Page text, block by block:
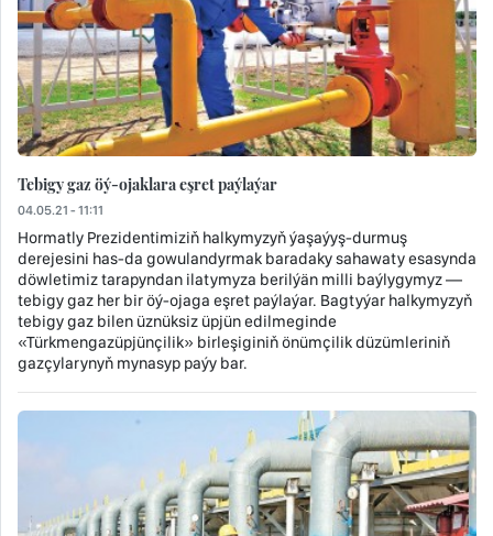
Tebigy gaz öý-ojaklara eşret paýlaýar
04.05.21 - 11:11
Hormatly Prezidentimiziň halkymyzyň ýaşaýyş-durmuş
derejesini has-da gowulandyrmak baradaky sahawaty esasynda
döwletimiz tarapyndan ilatymyza berilýän milli baýlygymyz —
tebigy gaz her bir öý-ojaga eşret paýlaýar. Bagtyýar halkymyzyň
tebigy gaz bilen üznüksiz üpjün edilmeginde
«Türkmengazüpjünçilik» birleşiginiň önümçilik düzümleriniň
gazçylarynyň mynasyp paýy bar.